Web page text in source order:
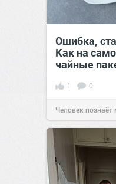
Ошибка,
Как на
чайные
1 0
Человек познаёт